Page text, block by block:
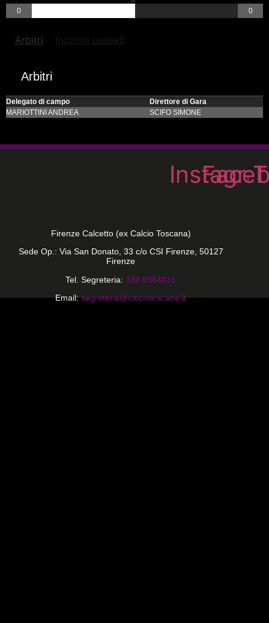
0 0
Arbitri Incontri passati
Arbitri
Delegato di campo
Direttore di Gara
MARIOTTINI ANDREA
SCIFO SIMONE
Firenze Calcetto (ex Calcio Toscana)
Sede Op.: Via San Donato, 33 c/o CSI Firenze, 50127
Firenze
Tel. Segreteria: 338 9384831
Email: segreteria@calciotoscana.it